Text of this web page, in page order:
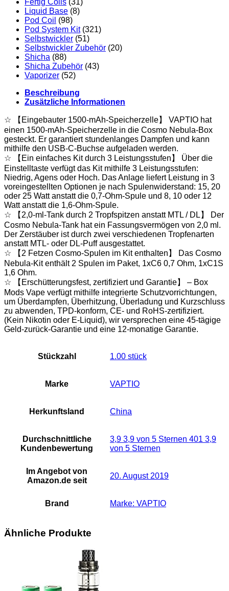
Liquid Base (8)
Pod Coil (98)
Pod System Kit (321)
Selbstwickler (51)
Selbstwickler Zubehör (20)
Shicha (88)
Shicha Zubehör (43)
Vaporizer (52)
Beschreibung
Zusätzliche Informationen
☆ 【Eingebauter 1500-mAh-Speicherzelle】 VAPTIO hat
einen 1500-mAh-Speicherzelle in die Cosmo Nebula-Box
gesteckt. Er garantiert stundenlanges Dampfen und kann
mithilfe den USB-C-Buchse aufgeladen werden.
☆ 【Ein einfaches Kit durch 3 Leistungsstufen】 Über die
Einstelltaste verfügt das Kit mithilfe 3 Leistungsstufen:
Niedrig, Agens oder Hoch. Das Anlage liefert Leistung in 3
voreingestellten Optionen je nach Spulenwiderstand: 15, 20
oder 25 Watt anstatt die 0,7-Ohm-Spule und 8, 10 oder 12
Watt anstatt die 1,6-Ohm-Spule.
☆ 【2,0-ml-Tank durch 2 Tropfspitzen anstatt MTL / DL】 Der
Cosmo Nebula-Tank hat ein Fassungsvermögen von 2,0 ml.
Der Zerstäuber ist durch zwei verschiedenen Tropfenarten
anstatt MTL- oder DL-Puff ausgestattet.
☆ 【2 Fetzen Cosmo-Spulen im Kit enthalten】 Das Cosmo
Nebula-Kit enthält 2 Spulen im Paket, 1xC6 0,7 Ohm, 1xC1S
1,6 Ohm.
☆ 【Erschütterungsfest, zertifiziert und Garantie】 – Box
Mods Vape verfügt mithilfe integrierte Schutzvorrichtungen,
um Überdampfen, Überhitzung, Überladung und Kurzschluss
zu abwenden, TPD-konform, CE- und RoHS-zertifiziert.
(Kein Nikotin oder E-Liquid), wir versprechen eine 45-tägige
Geld-zurück-Garantie und eine 12-monatige Garantie.
Stückzahl ‎1.00 stück
Marke ‎VAPTIO
Herkunftsland ‎China
Durchschnittliche
Kundenbewertung
3,9 3,9 von 5 Sternen 401 3,9
von 5 Sternen
Im Angebot von
Amazon.de seit
20. August 2019
Brand Marke: VAPTIO
Ähnliche Produkte